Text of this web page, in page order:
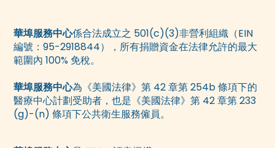
華埠服務中心係合法成立之 501(c)(3)非營利組織（EIN
編號：95-2918844），所有捐贈資金在法律允許的最大
範圍內 100% 免稅。
華埠服務中心為《美國法律》第 42 章第 254b 條項下的
醫療中心計劃受助者，也是《美國法律》第 42 章第 233
(g)-(n) 條項下公共衛生服務僱員。